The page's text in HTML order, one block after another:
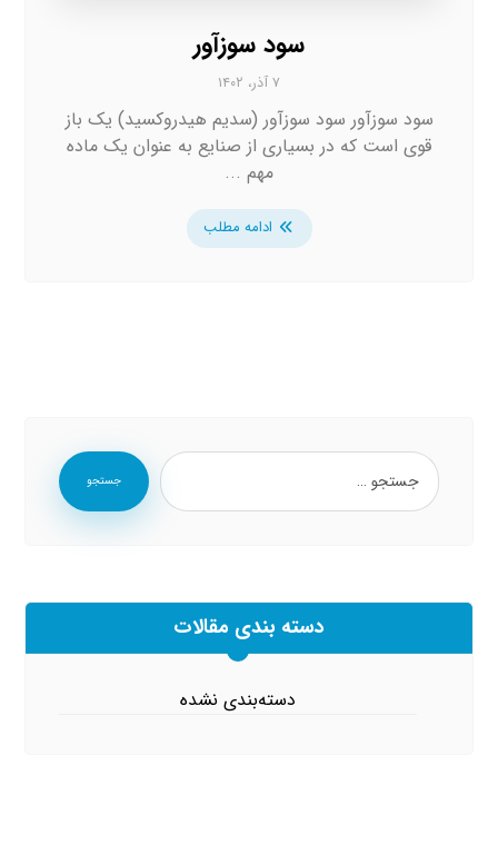
سود سوزآور
۷ آذر، ۱۴۰۲
سود سوزآور سود سوزآور (سدیم هیدروکسید) یک باز
قوی است که در بسیاری از صنایع به عنوان یک ماده
مهم ...
ادامه مطلب
جستجو
دسته بندی مقالات
دسته‌بندی نشده